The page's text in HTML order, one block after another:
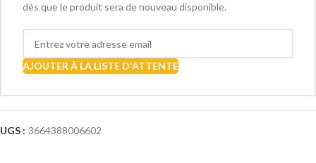
dès que le produit sera de nouveau disponible.
AJOUTER À LA LISTE D'ATTENTE
UGS : 3664388006602